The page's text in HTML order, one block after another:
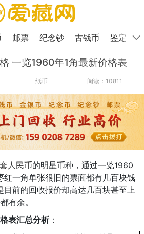
邮票 纪念钞 古钱币 鉴定
一览1960年1角最新价格表
纸币 阅读：10811
人民币的明星币种，通过一览1960
红一角单张很旧的票面都有几百块钱
目前的回收报价却高达几百块甚至上
有余。
表汇总分析：